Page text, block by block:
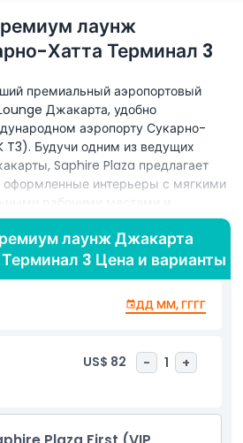
лаунж
Хатта Терминал 3
премиальный аэропортовый
Джакарта, удобно
аэропорту Сукарно-
T3). Будучи одним из ведущих
Saphire Plaza предлагает
оформленные интерьеры с мягкими
рабочими местами и
идеально подходящих для
и международных гостей,
перед рейсом. Наслаждайтесь
опытом с
горячими блюдами, обширным
и международной кухней и
кофе. Бесплатный
всегда держит вас на связи, а
и специальные зоны для отдыха
лаунж Джакарта
3 Цена и варианты
ДД ММ, ГГГГ
US$ 82 - 1 +